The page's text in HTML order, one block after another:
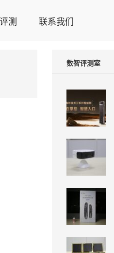
能家居项目案例
评测 联系我们
数智评测室